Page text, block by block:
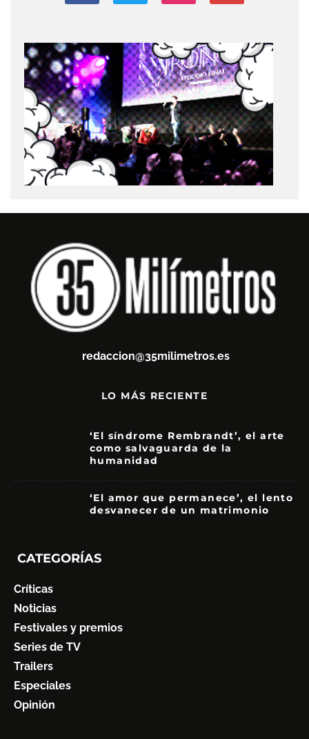
redaccion@35milimetros.es
LO MÁS RECIENTE
‘El síndrome Rembrandt’, el arte
como salvaguarda de la
humanidad
‘El amor que permanece’, el lento
desvanecer de un matrimonio
CATEGORÍAS
Críticas
Noticias
Festivales y premios
Series de TV
Trailers
Especiales
Opinión